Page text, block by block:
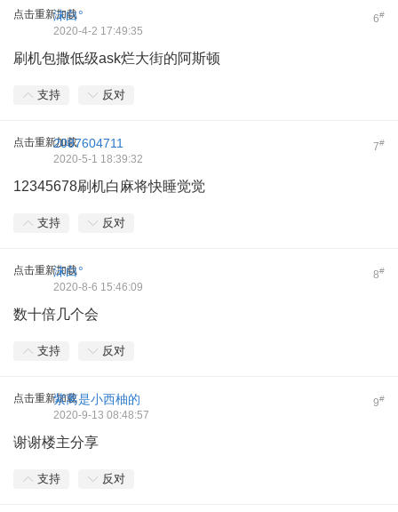
点击重新加载 6#
沫白°
2020-4-2 17:49:35
刷机包撒低级ask烂大街的阿斯顿
支持 反对
点击重新加载 7#
2087604711
2020-5-1 18:39:32
12345678刷机白麻将快睡觉觉
支持 反对
点击重新加载 8#
沫白°
2020-8-6 15:46:09
数十倍几个会
支持 反对
点击重新加载 9#
紫离是小西柚的
2020-9-13 08:48:57
谢谢楼主分享
支持 反对